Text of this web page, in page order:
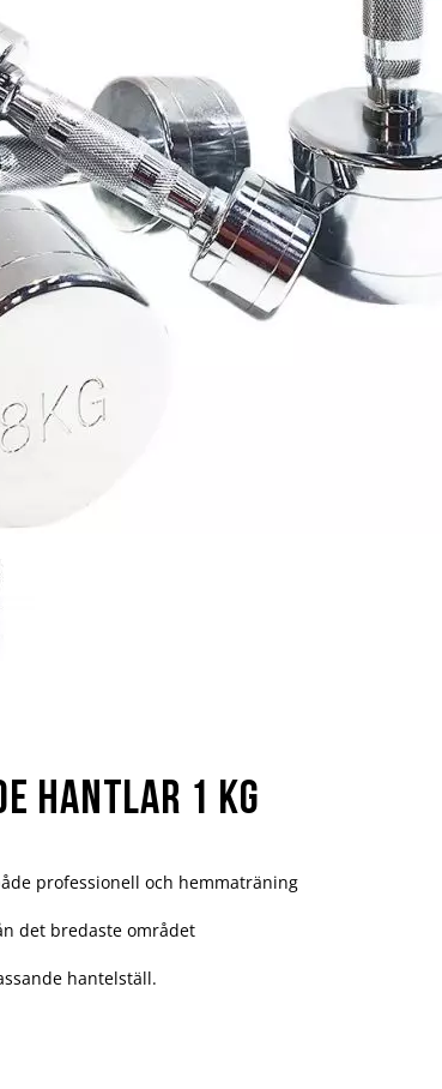
HANTLAR 1 KG
professionell och hemmaträning
det bredaste området
hantelställ.